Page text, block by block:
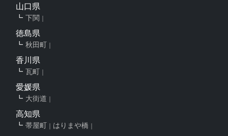
山口県
下関
徳島県
秋田町
香川県
瓦町
愛媛県
大街道
高知県
帯屋町 はりまや橋